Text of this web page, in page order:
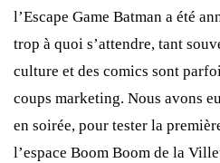
l’Escape Game Batman a été
trop à quoi s’attendre, tant
culture et des comics sont
coups marketing. Nous avons
en soirée, pour tester la
l’espace Boom Boom de la